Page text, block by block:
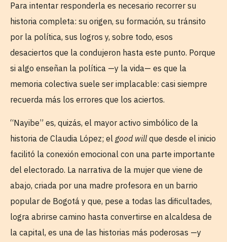
Para intentar responderla es necesario recorrer su
historia completa: su origen, su formación, su tránsito
por la política, sus logros y, sobre todo, esos
desaciertos que la condujeron hasta este punto. Porque
si algo enseñan la política —y la vida— es que la
memoria colectiva suele ser implacable: casi siempre
recuerda más los errores que los aciertos.
“Nayibe” es, quizás, el mayor activo simbólico de la
historia de Claudia López; el good will que desde el inicio
facilitó la conexión emocional con una parte importante
del electorado. La narrativa de la mujer que viene de
abajo, criada por una madre profesora en un barrio
popular de Bogotá y que, pese a todas las dificultades,
logra abrirse camino hasta convertirse en alcaldesa de
la capital, es una de las historias más poderosas —y